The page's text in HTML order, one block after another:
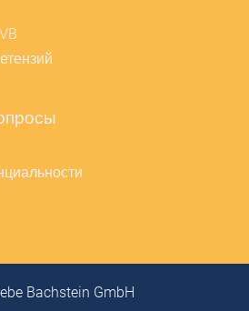
Bachstein GmbH